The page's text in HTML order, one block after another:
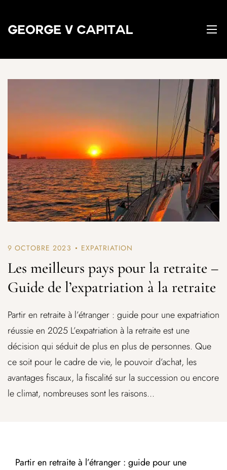
9 OCTOBRE 2023 EXPATRIATION
Les meilleurs pays pour la retraite –
Guide de l’expatriation à la retraite
Partir en retraite à l’étranger : guide pour une expatriation
réussie en 2025 L’expatriation à la retraite est une
décision qui séduit de plus en plus de personnes. Que
ce soit pour le cadre de vie, le pouvoir d’achat, les
avantages fiscaux, la fiscalité sur la succession ou encore
le climat, nombreuses sont les raisons...
Partir en retraite à l’étranger : guide pour une